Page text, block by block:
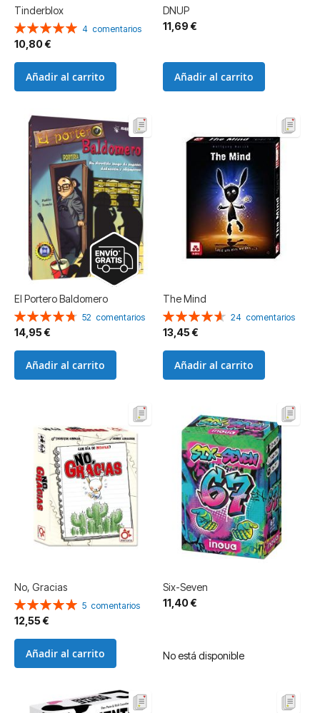
Tinderblox
Valoración:
100%
4 comentarios
10,80 €
Añadir al carrito
DNUP
11,69 €
Añadir al carrito
El Portero Baldomero
Valoración:
96%
52 comentarios
14,95 €
Añadir al carrito
The Mind
Valoración:
93%
24 comentarios
13,45 €
Añadir al carrito
No, Gracias
Valoración:
100%
5 comentarios
12,55 €
Añadir al carrito
Six-Seven
11,40 €
No está disponible